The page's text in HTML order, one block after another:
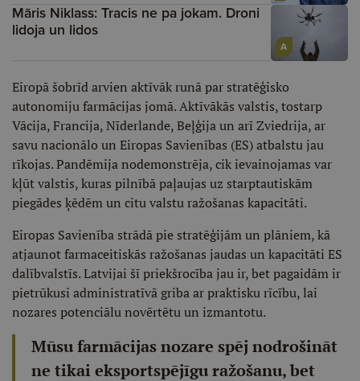
A
Māris Niklass: Tracis ne pa jokam. Droni
lidoja un lidos
Eiropā šobrīd arvien aktīvāk runā par stratēģisko
autonomiju farmācijas jomā. Aktīvākās valstis, tostarp
Vācija, Francija, Nīderlande, Beļģija un arī Zviedrija, ar
savu nacionālo un Eiropas Savienības (ES) atbalstu jau
rīkojas. Pandēmija nodemonstrēja, cik ievainojamas var
kļūt valstis, kuras pilnībā paļaujas uz starptautiskām
piegādes ķēdēm un citu valstu ražošanas kapacitāti.
Eiropas Savienība strādā pie stratēģijām un plāniem, kā
atjaunot farmaceitiskās ražošanas jaudas un kapacitāti ES
dalībvalstīs. Latvijai šī priekšrocība jau ir, bet pagaidām ir
pietrūkusi administratīvā griba ar praktisku rīcību, lai
nozares potenciālu novērtētu un izmantotu.
Mūsu farmācijas nozare spēj nodrošināt
ne tikai eksportspējīgu ražošanu, bet